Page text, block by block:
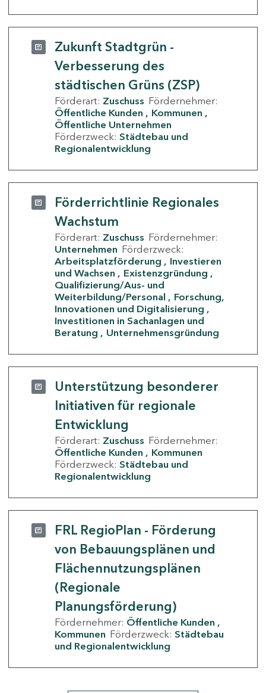
Zukunft Stadtgrün -
Verbesserung des
städtischen Grüns (ZSP)
Förderart: Zuschuss Fördernehmer:
Öffentliche Kunden
Kommunen
Öffentliche Unternehmen
Förderzweck: Städtebau und
Regionalentwicklung
Förderrichtlinie Regionales
Wachstum
Förderart: Zuschuss Fördernehmer:
Unternehmen Förderzweck:
Arbeitsplatzförderung
Investieren
und Wachsen
Existenzgründung
Qualifizierung/Aus- und
Weiterbildung/Personal
Forschung,
Innovationen und Digitalisierung
Investitionen in Sachanlagen und
Beratung
Unternehmensgründung
Unterstützung besonderer
Initiativen für regionale
Entwicklung
Förderart: Zuschuss Fördernehmer:
Öffentliche Kunden
Kommunen
Förderzweck: Städtebau und
Regionalentwicklung
FRL RegioPlan - Förderung
von Bebauungsplänen und
Flächennutzungsplänen
(Regionale
Planungsförderung)
Fördernehmer: Öffentliche Kunden
Kommunen Förderzweck: Städtebau
und Regionalentwicklung